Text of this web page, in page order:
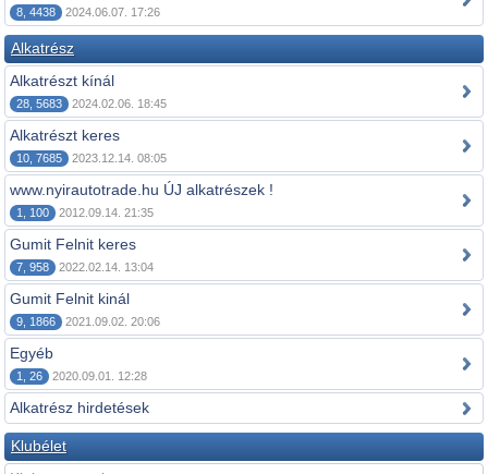
8, 4438 2024.06.07. 17:26
Alkatrész
Alkatrészt kínál
28, 5683 2024.02.06. 18:45
Alkatrészt keres
10, 7685 2023.12.14. 08:05
www.nyirautotrade.hu ÚJ alkatrészek !
1, 100 2012.09.14. 21:35
Gumit Felnit keres
7, 958 2022.02.14. 13:04
Gumit Felnit kinál
9, 1866 2021.09.02. 20:06
Egyéb
1, 26 2020.09.01. 12:28
Alkatrész hirdetések
Klubélet